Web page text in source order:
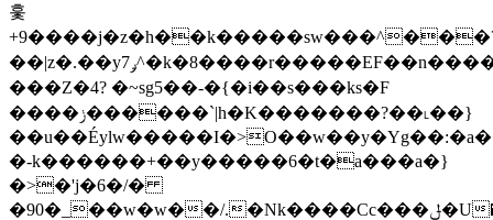
훛
+9���
��|z�.��yݛ7^�k�8����r�����EF��n���������O��Epn�6?
���Z�4? �~sg5��-�{�i��s���ks�F
����ݫ������`|h�K�������?��˪��}
�-k������+��y�����6�t�a���a�}
�>�'j�6�/�
�90�_��w�w��/.�Nk����Cc���ݪ�U���